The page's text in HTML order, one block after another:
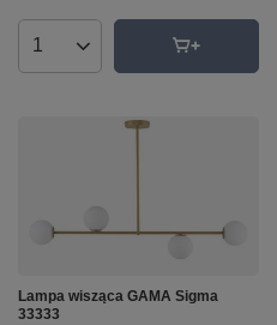
Ilość produktów
Lampa wisząca GAMA Sigma
33333